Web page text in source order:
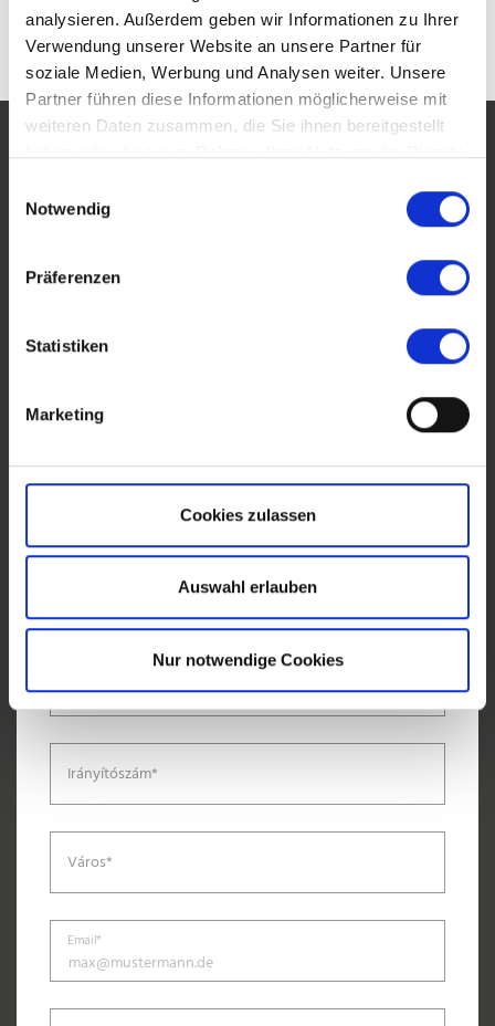
analysieren. Außerdem geben wir Informationen zu Ihrer
Verwendung unserer Website an unsere Partner für
soziale Medien, Werbung und Analysen weiter. Unsere
Partner führen diese Informationen möglicherweise mit
weiteren Daten zusammen, die Sie ihnen bereitgestellt
Notwendig
Präferenzen
Statistiken
Marketing
Cookies zulassen
Auswahl erlauben
Nur notwendige Cookies
Kapcsolat
Cím
Keresztnév*
Utca/házszám*
Irányítószám*
Város*
Email*